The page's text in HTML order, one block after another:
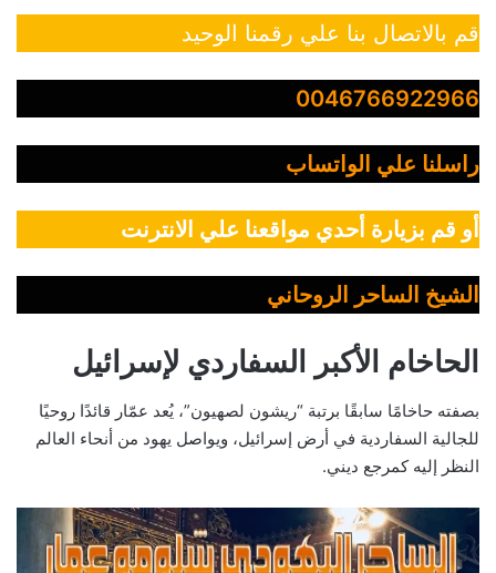
قم بالاتصال بنا علي رقمنا الوحيد
0046766922966
راسلنا علي الواتساب
أو قم بزيارة أحدي مواقعنا علي الانترنت
الشيخ الساحر الروحاني
الحاخام الأكبر السفاردي لإسرائيل
بصفته حاخامًا سابقًا برتبة “ريشون لصهيون”، يُعد عمّار قائدًا روحيًا
للجالية السفاردية في أرض إسرائيل، ويواصل يهود من أنحاء العالم
النظر إليه كمرجع ديني.